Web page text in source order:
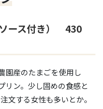
ース付き） 430
園産のたまごを使用し
リン。少し固めの食感と
文する女性も多いとか。